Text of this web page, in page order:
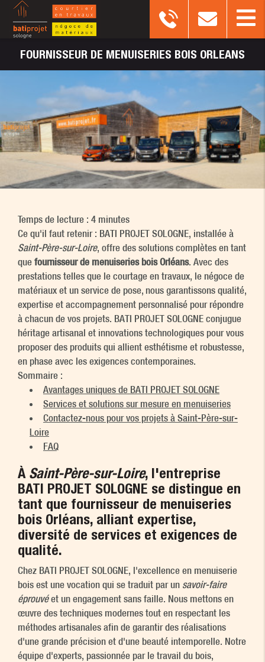
FOURNISSEUR DE MENUISERIES BOIS ORLEANS
Temps de lecture : 4 minutes
Ce qu'il faut retenir : BATI PROJET SOLOGNE, installée à
Saint-Père-sur-Loire, offre des solutions complètes en tant
que fournisseur de menuiseries bois Orléans. Avec des
prestations telles que le courtage en travaux, le négoce de
matériaux et un service de pose, nous garantissons qualité,
expertise et accompagnement personnalisé pour répondre
à chacun de vos projets. BATI PROJET SOLOGNE conjugue
héritage artisanal et innovations technologiques pour vous
proposer des produits qui allient esthétisme et robustesse,
en phase avec les exigences contemporaines.
Sommaire :
Avantages uniques de BATI PROJET SOLOGNE
Services et solutions sur mesure en menuiseries
Contactez-nous pour vos projets à Saint-Père-sur-
Loire
FAQ
À Saint-Père-sur-Loire, l'entreprise
BATI PROJET SOLOGNE se distingue en
tant que fournisseur de menuiseries
bois Orléans, alliant expertise,
diversité de services et exigences de
qualité.
Chez BATI PROJET SOLOGNE, l'excellence en menuiserie
bois est une vocation qui se traduit par un savoir-faire
éprouvéet un engagement sans faille. Nous mettons en
œuvre des techniques modernes tout en respectant les
méthodes artisanales afin de garantir des réalisations
d'une grande précision et d'une beauté intemporelle. Notre
équipe d'experts, passionnée par le travail du bois,